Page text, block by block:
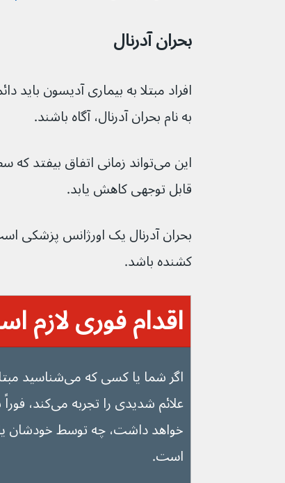
بحران آدرنال
افراد مبتلا به بیماری آدیسون باید
به نام بحران آدرنال، آگاه باشند.
این می‌تواند زمانی اتفاق
قابل توجهی کاهش یابد.
کشنده باشد.
اقدام فوری لازم
اگر شما یا کسی
علائم شدیدی
خواهد داشت، چه توسط خودشان
است.